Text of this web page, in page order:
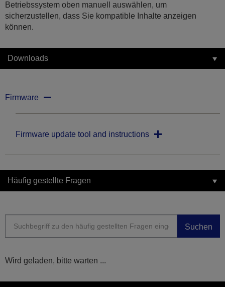
Betriebssystem oben manuell auswählen, um
sicherzustellen, dass Sie kompatible Inhalte anzeigen
können.
Downloads
Firmware
Firmware update tool and instructions
Häufig gestellte Fragen
Suchen
Wird geladen, bitte warten ...